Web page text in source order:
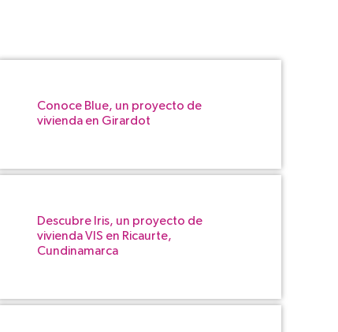
Conoce Blue, un proyecto de
vivienda en Girardot
Descubre Iris, un proyecto de
vivienda VIS en Ricaurte,
Cundinamarca